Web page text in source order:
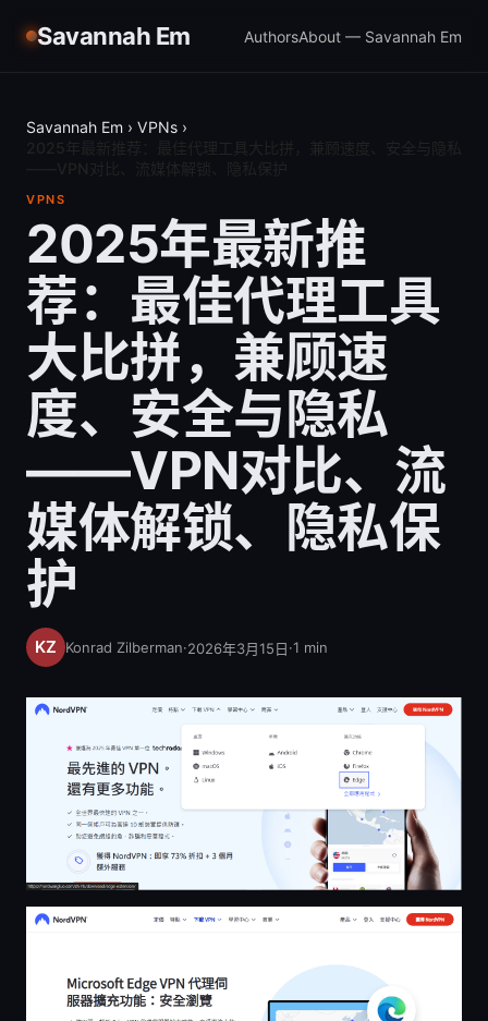
Savannah Em AuthorsAbout — Savannah Em
Savannah Em › VPNs ›
VPNS
2025年最新推
荐：最佳代理工具
大比拼，兼顾速
度、安全与隐私
——VPN对比、流
媒体解锁、隐私保
护
Konrad Zilberman·2026年3月15日·1 min